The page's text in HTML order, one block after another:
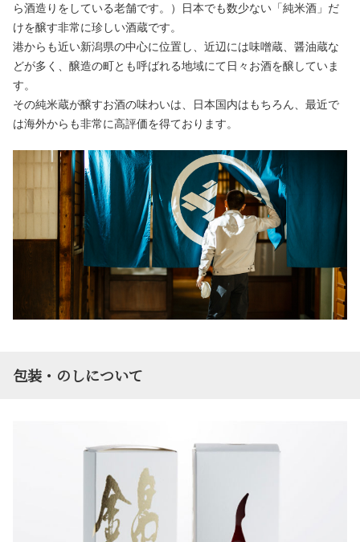
ら酒造りをしている老舗です。）日本でも数少ない「純米酒」だ
けを醸す非常に珍しい酒蔵です。
港からも近い新潟県の中心に位置し、近辺には味噌蔵、醤油蔵な
どが多く、醸造の町とも呼ばれる地域にて日々お酒を醸していま
す。
その純米蔵が醸すお酒の味わいは、日本国内はもちろん、最近で
は海外からも非常に高評価を得ております。
包装・のしについて